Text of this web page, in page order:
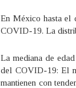
En México hasta el
COVID-19. La
La mediana de
del COVID-19: El
mantienen con